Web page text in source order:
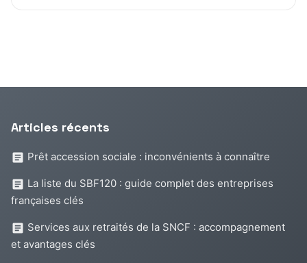
Articles récents
Prêt accession sociale : inconvénients à connaître
La liste du SBF120 : guide complet des entreprises
françaises clés
Services aux retraités de la SNCF : accompagnement
et avantages clés